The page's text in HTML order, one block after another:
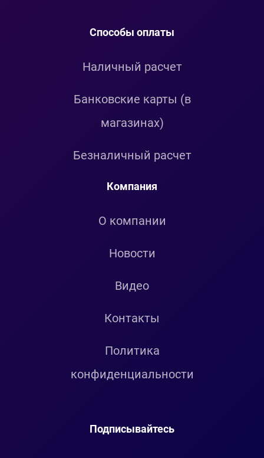
Способы оплаты
Наличный расчет
Банковские карты (в
магазинах)
Безналичный расчет
Компания
О компании
Новости
Видео
Контакты
Политика
конфиденциальности
Подписывайтесь